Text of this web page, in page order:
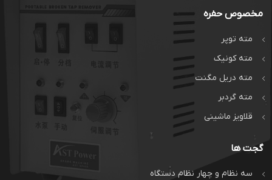
مخصوص حفره
مته توپر
مته کونیک
مته دریل مگنت
مته گردبر
قلاویز ماشینی
گجت ها
سه نظام و چهار نظام دستگاه